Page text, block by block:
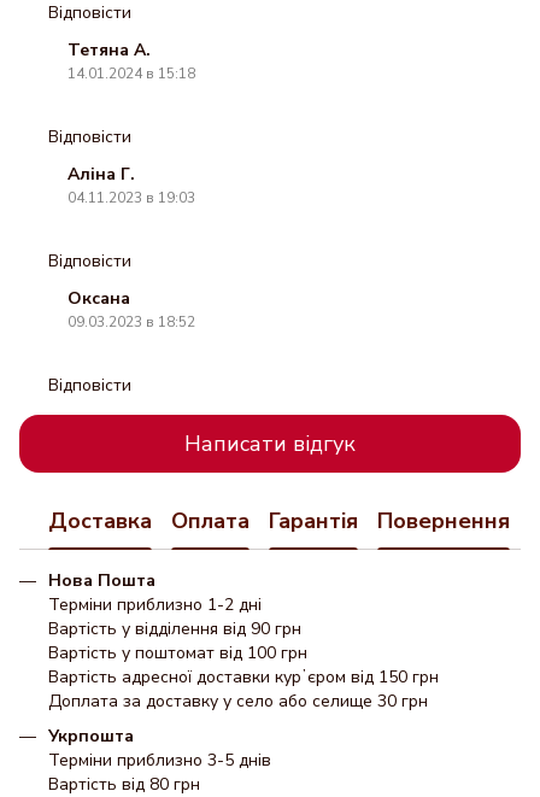
Відповісти
Тетяна А.
14.01.2024 в 15:18
Відповісти
Аліна Г.
04.11.2023 в 19:03
Відповісти
Оксана
09.03.2023 в 18:52
Відповісти
Написати відгук
Доставка Оплата Гарантія Повернення
Нова Пошта
Терміни приблизно 1-2 дні
Вартість у відділення від 90 грн
Вартість у поштомат від 100 грн
Вартість адресної доставки курʼєром від 150 грн
Доплата за доставку у село або селище 30 грн
Укрпошта
Терміни приблизно 3-5 днів
Вартість від 80 грн